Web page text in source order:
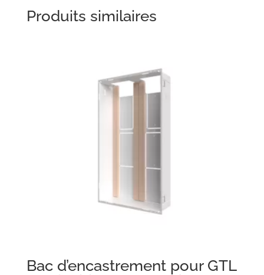
Produits similaires
Bac d’encastrement pour GTL